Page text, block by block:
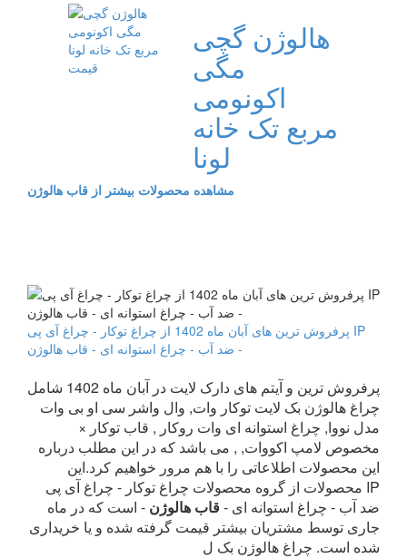
هالوژن گچی
مگی
اکونومی
مربع تک خانه
لونا
مشاهده محصولات بیشتر از قاب هالوژن
پرفروش ترین های آبان ماه 1402 از چراغ توکار - چراغ آی پی IP
ضد آب - چراغ استوانه ای - قاب هالوژن -
پرفروش ترین و آیتم های دارک لایت در آبان ماه 1402 شامل
چراغ هالوژن بک لایت توکار وات, وال واشر سی او بی وات
مدل نووا, چراغ استوانه ای وات روکار , قاب توکار ×
مخصوص لامپ اکووات, , می باشد که در این مطلب درباره
این محصولات اطلاعاتی را با هم مرور خواهیم کرد.این
محصولات از گروه محصولات چراغ توکار - چراغ آی پی IP
ضد آب - چراغ استوانه ای -قاب هالوژن - است که در ماه
جاری توسط مشتریان بیشتر قیمت گرفته شده و یا خریداری
شده است. چراغ هالوژن بک ل